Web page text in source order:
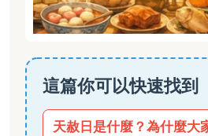
這篇你可以快速找到
天赦日是什麼？為什麼大